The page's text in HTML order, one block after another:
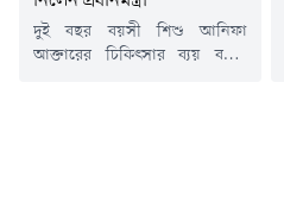
দুই বছর বয়সী শিশু আনিফা
আক্তারের চিকিৎসার ব্যয় বহনে